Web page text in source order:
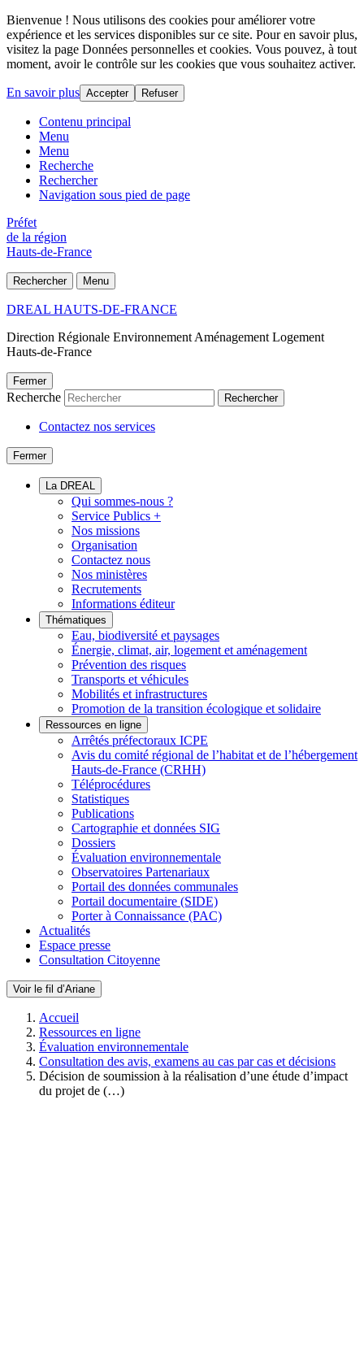
Bienvenue ! Nous utilisons des cookies pour améliorer votre
expérience et les services disponibles sur ce site. Pour en savoir plus,
visitez la page Données personnelles et cookies. Vous pouvez, à tout
moment, avoir le contrôle sur les cookies que vous souhaitez activer.
En savoir plus Accepter Refuser
Contenu principal
Menu
Menu
Recherche
Rechercher
Navigation sous pied de page
Préfet
de la région
Hauts-de-France
Rechercher Menu
DREAL HAUTS-DE-FRANCE
Direction Régionale Environnement Aménagement Logement
Hauts-de-France
Fermer
Recherche Rechercher
Contactez nos services
Fermer
La DREAL
Qui sommes-nous ?
Service Publics +
Nos missions
Organisation
Contactez nous
Nos ministères
Recrutements
Informations éditeur
Thématiques
Eau, biodiversité et paysages
Énergie, climat, air, logement et aménagement
Prévention des risques
Transports et véhicules
Mobilités et infrastructures
Promotion de la transition écologique et solidaire
Ressources en ligne
Arrêtés préfectoraux ICPE
Avis du comité régional de l’habitat et de l’hébergement
Hauts-de-France (CRHH)
Téléprocédures
Statistiques
Publications
Cartographie et données SIG
Dossiers
Évaluation environnementale
Observatoires Partenariaux
Portail des données communales
Portail documentaire (SIDE)
Porter à Connaissance (PAC)
Actualités
Espace presse
Consultation Citoyenne
Voir le fil d’Ariane
Accueil
Ressources en ligne
Évaluation environnementale
Consultation des avis, examens au cas par cas et décisions
Décision de soumission à la réalisation d’une étude d’impact
du projet de (…)